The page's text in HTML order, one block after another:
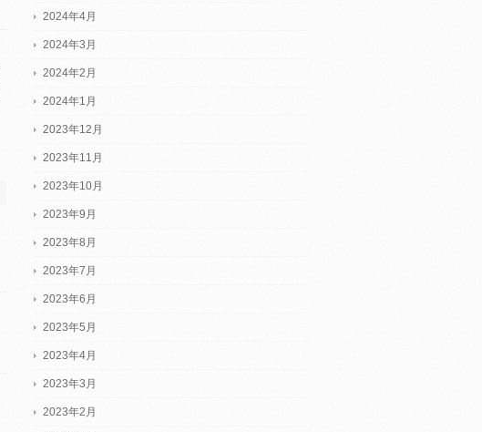
2024年4月
2024年3月
2024年2月
2024年1月
2023年12月
2023年11月
2023年10月
2023年9月
2023年8月
2023年7月
2023年6月
2023年5月
2023年4月
2023年3月
2023年2月